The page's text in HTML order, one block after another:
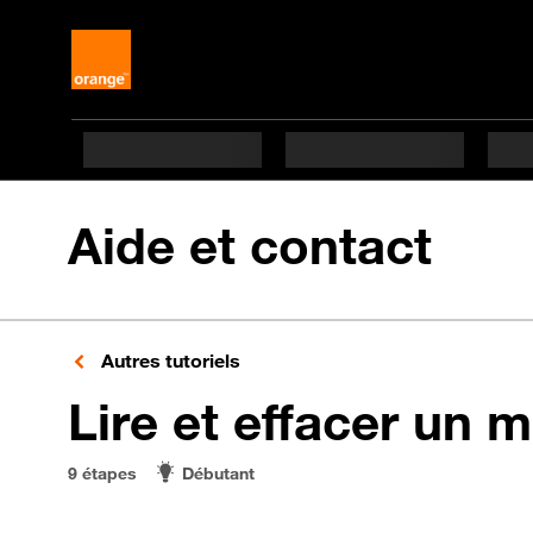
Aide et contact
Autres tutoriels
Lire et effacer un
9 étapes Débutant